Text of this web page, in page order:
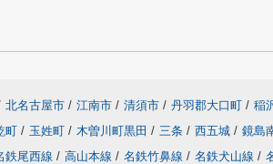
北名古屋市 / 江南市 / 清須市 / 丹羽郡大口町 / 稲
町 / 玉姓町 / 木曽川町黒田 / 三条 / 西五城 / 鏡島
鉄尾西線 / 高山本線 / 名鉄竹鼻線 / 名鉄犬山線 /